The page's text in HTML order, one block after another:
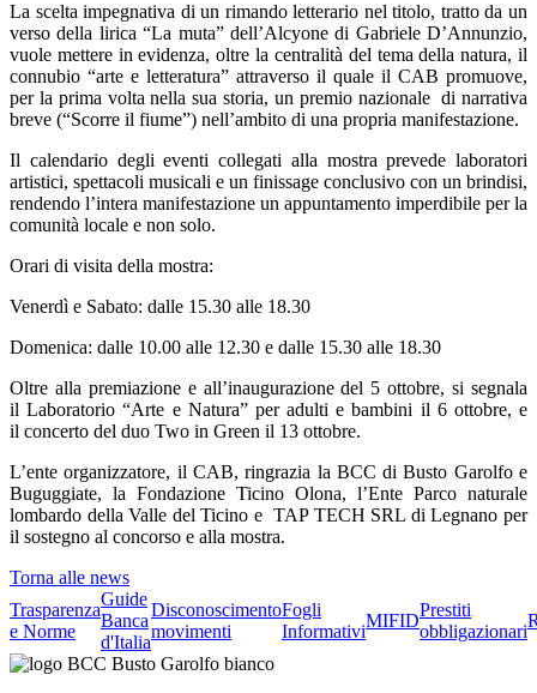
La scelta impegnativa di un rimando letterario nel titolo, tratto da un
verso della lirica “La muta” dell’Alcyone di Gabriele D’Annunzio,
vuole mettere in evidenza, oltre la centralità del tema della natura, il
connubio “arte e letteratura” attraverso il quale il CAB promuove,
per la prima volta nella sua storia, un premio nazionale di narrativa
breve (“Scorre il fiume”) nell’ambito di una propria manifestazione.
Il calendario degli eventi collegati alla mostra prevede laboratori
artistici, spettacoli musicali e un finissage conclusivo con un brindisi,
rendendo l’intera manifestazione un appuntamento imperdibile per la
comunità locale e non solo.
Orari di visita della mostra:
Venerdì e Sabato: dalle 15.30 alle 18.30
Domenica: dalle 10.00 alle 12.30 e dalle 15.30 alle 18.30
Oltre alla premiazione e all’inaugurazione del 5 ottobre, si segnala
il Laboratorio “Arte e Natura” per adulti e bambini il 6 ottobre, e
il concerto del duo Two in Green il 13 ottobre.
L’ente organizzatore, il CAB, ringrazia la BCC di Busto Garolfo e
Buguggiate, la Fondazione Ticino Olona, l’Ente Parco naturale
lombardo della Valle del Ticino e TAP TECH SRL di Legnano per
il sostegno al concorso e alla mostra.
Torna alle news
Trasparenza
e Norme
Guide
Banca
d'Italia
Disconoscimento
movimenti
Fogli
Informativi
MIFID
Prestiti
obbligazionari